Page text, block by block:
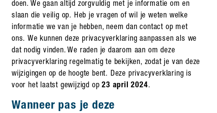
doen. We gaan altijd zorgvuldig met je informatie om en
slaan die veilig op. Heb je vragen of wil je weten welke
informatie we van je hebben, neem dan contact op met
ons. We kunnen deze privacyverklaring aanpassen als we
dat nodig vinden. We raden je daarom aan om deze
privacyverklaring regelmatig te bekijken, zodat je van deze
wijzigingen op de hoogte bent. Deze privacyverklaring is
voor het laatst gewijzigd op23 april 2024.
Wanneer pas je deze